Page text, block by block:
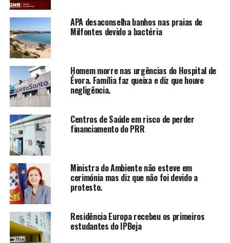
APA desaconselha banhos nas praias de
Milfontes devido a bactéria
Homem morre nas urgências do Hospital de
Évora. Família faz queixa e diz que houve
negligência.
Centros de Saúde em risco de perder
financiamento do PRR
Ministra do Ambiente não esteve em
cerimónia mas diz que não foi devido a
protesto.
Residência Europa recebeu os primeiros
estudantes do IPBeja